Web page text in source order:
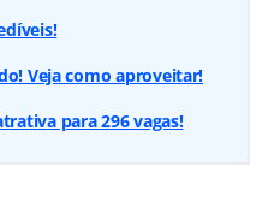
Veja como aproveitar!
para 296 vagas!